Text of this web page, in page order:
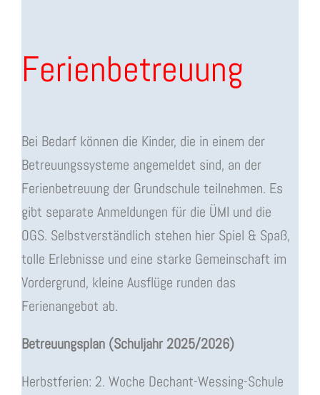
Ferienbetreuung
Bei Bedarf können die Kinder, die in einem der
Betreuungssysteme angemeldet sind, an der
Ferienbetreuung der Grundschule teilnehmen. Es
gibt separate Anmeldungen für die ÜMI und die
OGS. Selbstverständlich stehen hier Spiel & Spaß,
tolle Erlebnisse und eine starke Gemeinschaft im
Vordergrund, kleine Ausflüge runden das
Ferienangebot ab.
Betreuungsplan (Schuljahr 2025/2026)
Herbstferien: 2. Woche Dechant-Wessing-Schule